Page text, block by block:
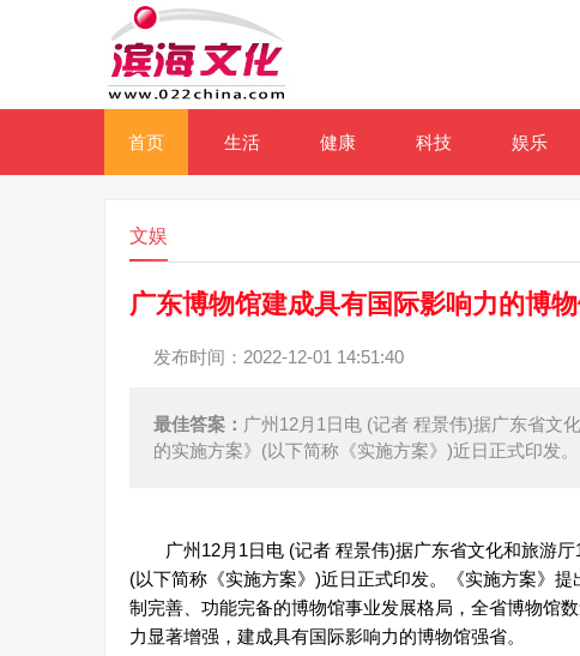
首页 生活 健康 科技 娱乐
文娱
广东博物馆建成具有国际影响力的博
发布时间：2022-12-01 14:51:40
最佳答案： 广州12月1日电 (记者 程景伟)据广东省文
的实施方案》(以下简称《实施方案》)近日正式印发
广州12月1日电 (记者 程景伟)据广东省文化和旅游厅
(以下简称《实施方案》)近日正式印发。《实施方案》
制完善、功能完备的博物馆事业发展格局，全省博物馆
力显著增强，建成具有国际影响力的博物馆强省。